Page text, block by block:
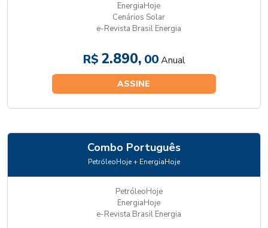
EnergiaHoje
Cenários Solar
e-Revista Brasil Energia
R$ 2.890, 00 Anual
ASSINE
Combo Português
PetróleoHoje + EnergiaHoje
PetróleoHoje
EnergiaHoje
e-Revista Brasil Energia